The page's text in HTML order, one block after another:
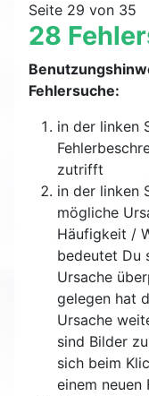
Seite 29 von 35
28
Fehlersuche:
in der linken
zutrifft
in der linken
mögliche
Häufigkeit /
bedeutet Du
Ursache
gelegen hat
Ursache
sind Bilder
sich beim
einem neuen